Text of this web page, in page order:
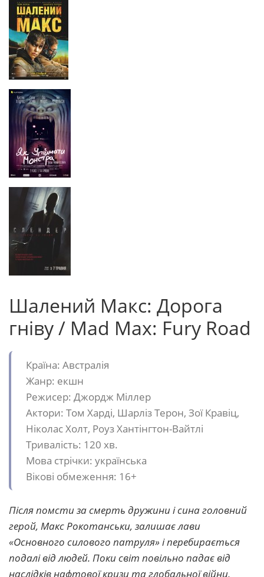
Шалений Макс: Дорога
гніву / Mad Max: Fury Road
Країна: Австралія
Жанр: екшн
Режисер: Джордж Міллер
Актори: Том Харді, Шарліз Терон, Зої Кравіц,
Ніколас Холт, Роуз Хантінгтон-Вайтлі
Тривалість: 120 хв.
Мова стрiчки: українська
Вікові обмеження: 16+
Після помсти за смерть дружини і сина головний
герой, Макс Рокотанськи, залишає лави
«Основного силового патруля» і перебирається
подалі від людей. Поки світ повільно падає від
наслідків нафтової кризи та глобальної війни,